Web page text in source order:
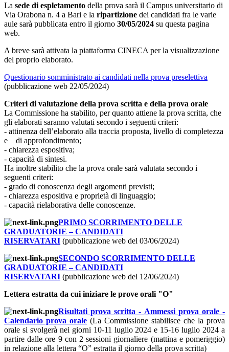
La sede di espletamento della prova sarà il Campus universitario di
Via Orabona n. 4 a Bari e la ripartizione dei candidati fra le varie
aule sarà pubblicata entro il giorno 30/05/2024 su questa pagina
web.
A breve sarà attivata la piattaforma CINECA per la visualizzazione
del proprio elaborato.
Questionario somministrato ai candidati nella prova preselettiva
(pubblicazione web 22/05/2024)
Criteri di valutazione della prova scritta e della prova orale
La Commissione ha stabilito, per quanto attiene la prova scritta, che
gli elaborati saranno valutati secondo i seguenti criteri:
- attinenza dell’elaborato alla traccia proposta, livello di completezza
e di approfondimento;
- chiarezza espositiva;
- capacità di sintesi.
Ha inoltre stabilito che la prova orale sarà valutata secondo i
seguenti criteri:
- grado di conoscenza degli argomenti previsti;
- chiarezza espositiva e proprietà di linguaggio;
- capacità rielaborativa delle conoscenze.
PRIMO SCORRIMENTO DELLE
GRADUATORIE – CANDIDATI
RISERVATARI (pubblicazione web del 03/06/2024)
SECONDO SCORRIMENTO DELLE
GRADUATORIE – CANDIDATI
RISERVATARI (pubblicazione web del 12/06/2024)
Lettera estratta da cui iniziare le prove orali "O"
Risultati prova scritta - Ammessi prova orale -
Calendario prova orale (La Commissione stabilisce che la prova
orale si svolgerà nei giorni 10-11 luglio 2024 e 15-16 luglio 2024 a
partire dalle ore 9 con 2 sessioni giornaliere (mattina e pomeriggio)
in relazione alla lettera “O” estratta il giorno della prova scritta)